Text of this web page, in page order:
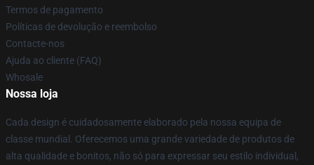
Termos de pagamento
Políticas de devolução e reembolso
Contacte-nos
Ajuda ao cliente (FAQ)
Whosale
Nossa loja
Cada design é cuidadosamente elaborado pela nossa equipa de
classe mundial. Oferecemos uma grande variedade de produtos de
alta qualidade e bonitos, não só para expressar seu estilo individual,